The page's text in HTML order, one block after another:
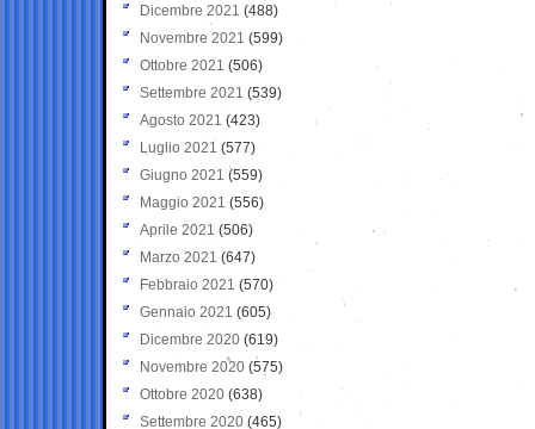
Dicembre 2021 (488)
Novembre 2021 (599)
Ottobre 2021 (506)
Settembre 2021 (539)
Agosto 2021 (423)
Luglio 2021 (577)
Giugno 2021(559)
Maggio 2021 (556)
Aprile 2021 (506)
Marzo 2021 (647)
Febbraio 2021 (570)
Gennaio 2021 (605)
Dicembre 2020 (619)
Novembre 2020 (575)
Ottobre 2020 (638)
Settembre 2020(465)